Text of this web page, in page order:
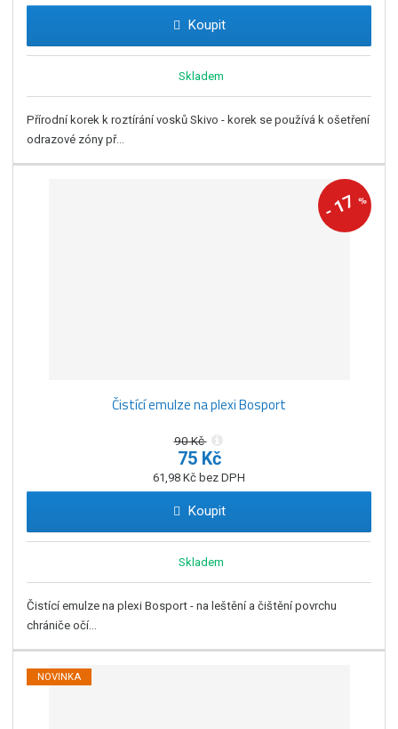
Koupit
Skladem
Přírodní korek k roztírání vosků Skivo - korek se používá k ošetření
odrazové zóny př...
-17%
Čistící emulze na plexi Bosport
90 Kč
75 Kč
61,98 Kč bez DPH
Koupit
Skladem
Čistící emulze na plexi Bosport - na leštění a čištění povrchu
chrániče očí...
NOVINKA